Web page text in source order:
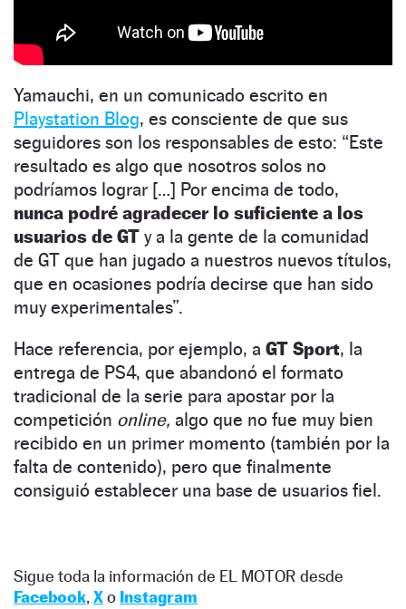
Yamauchi, en un comunicado escrito en
Playstation Blog, es consciente de que sus
seguidores son los responsables de esto: “Este
resultado es algo que nosotros solos no
podríamos lograr […] Por encima de todo,
nunca podré agradecer lo suficiente a los
usuarios de GT y a la gente de la comunidad
de GT que han jugado a nuestros nuevos títulos,
que en ocasiones podría decirse que han sido
muy experimentales”.
Hace referencia, por ejemplo, a GT Sport, la
entrega de PS4, que abandonó el formato
tradicional de la serie para apostar por la
competición online, algo que no fue muy bien
recibido en un primer momento (también por la
falta de contenido), pero que finalmente
consiguió establecer una base de usuarios fiel.
Sigue toda la información de EL MOTOR desde
Facebook, Xo Instagram